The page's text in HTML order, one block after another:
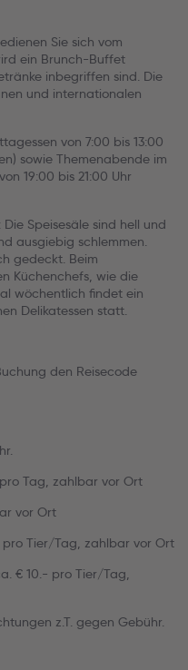
Sie sich vom
ein Brunch-Buffet
inbegriffen sind. Die
und internationalen
von 7:00 bis 13:00
sowie Themenabende im
19:00 bis 21:00 Uhr
Speisesäle sind hell und
ausgiebig schlemmen.
gedeckt. Beim
Küchenchefs, wie die
wöchentlich findet ein
Delikatessen statt.
den Reisecode
Tag, zahlbar vor Ort
vor Ort
pro Tier/Tag, zahlbar vor Ort
€ 10.- pro Tier/Tag,
z.T. gegen Gebühr.